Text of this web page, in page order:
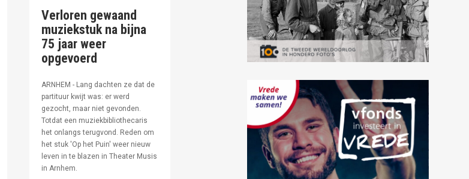
Verloren gewaand
muziekstuk na bijna
75 jaar weer
opgevoerd
ARNHEM - Lang dachten ze dat de
partituur kwijt was: er werd
gezocht, maar niet gevonden.
Totdat een muziekbibliothecaris
het onlangs terugvond. Reden om
het stuk 'Op het Puin' weer nieuw
leven in te blazen in Theater Musis
in Arnhem.